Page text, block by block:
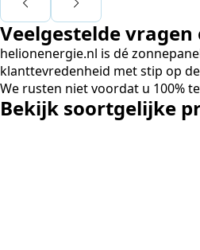
Veelgestelde
helionenergie.nl is dé
klanttevredenheid met stip op
We rusten niet voordat u 100%
Bekijk soortgelijke